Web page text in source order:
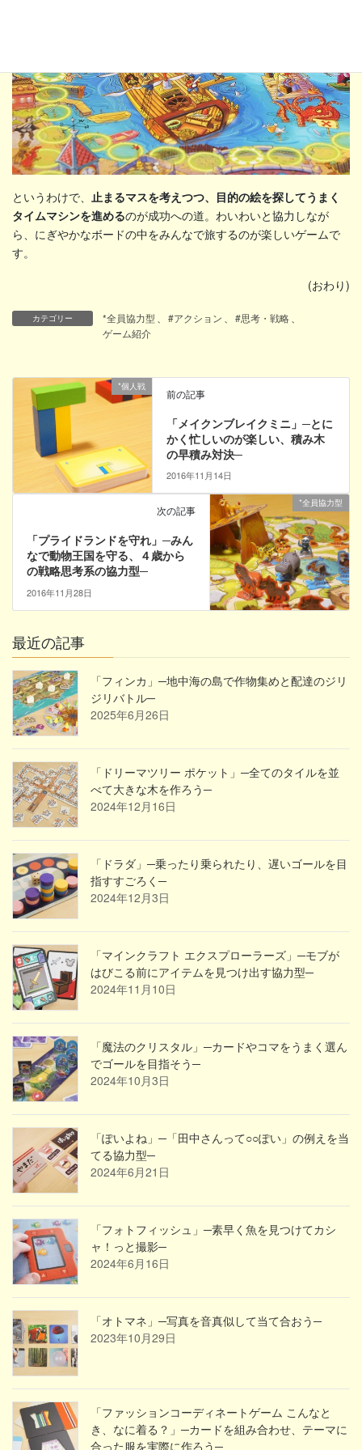
というわけで、 止まるマスを考えつつ、目的の絵を探してうまく
タイムマシンを進めるのが成功への道。わいわいと協力しなが
ら、にぎやかなボードの中をみんなで旅するのが楽しいゲームで
す。
(おわり)
カテゴリー *全員協力型 #アクション #思考・戦略
ゲーム紹介
*個人戦
前の記事
「メイクンブレイクミニ」─とに
かく忙しいのが楽しい、積み木
の早積み対決─
2016年11月14日
*全員協力型
次の記事
「プライドランドを守れ」─みん
なで動物王国を守る、４歳から
の戦略思考系の協力型─
2016年11月28日
最近の記事
「フィンカ」─地中海の島で作物集めと配達のジリ
ジリバトル─
2025年6月26日
「ドリーマツリー ポケット」─全てのタイルを並
べて大きな木を作ろう─
2024年12月16日
「ドラダ」─乗ったり乗られたり、遅いゴールを目
指すすごろく─
2024年12月3日
「マインクラフト エクスプローラーズ」─モブが
はびこる前にアイテムを見つけ出す協力型─
2024年11月10日
「魔法のクリスタル」─カードやコマをうまく選ん
でゴールを目指そう─
2024年10月3日
「ぽいよね」─「田中さんって○○ぽい」の例えを当
てる協力型─
2024年6月21日
「フォトフィッシュ」─素早く魚を見つけてカシ
ャ！っと撮影─
2024年6月16日
「オトマネ」─写真を音真似して当て合おう─
2023年10月29日
「ファッションコーディネートゲーム こんなと
き、なに着る？」─カードを組み合わせ、テーマに
合った服を実際に作ろう─